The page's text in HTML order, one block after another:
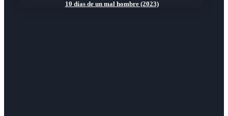
10 días de un mal hombre (2023)